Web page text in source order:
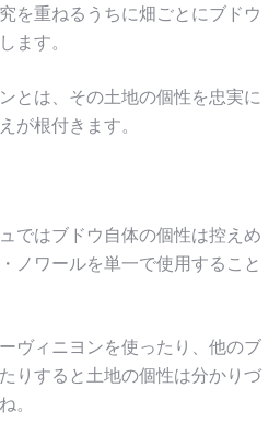
を重ねるうちに畑ごとにブドウ
ます。
とは、その土地の個性を忠実に
が根付きます。
ではブドウ自体の個性は控えめ
ノワールを単一で使用すること
ヴィニヨンを使ったり、他のブ
りすると土地の個性は分かりづ
。